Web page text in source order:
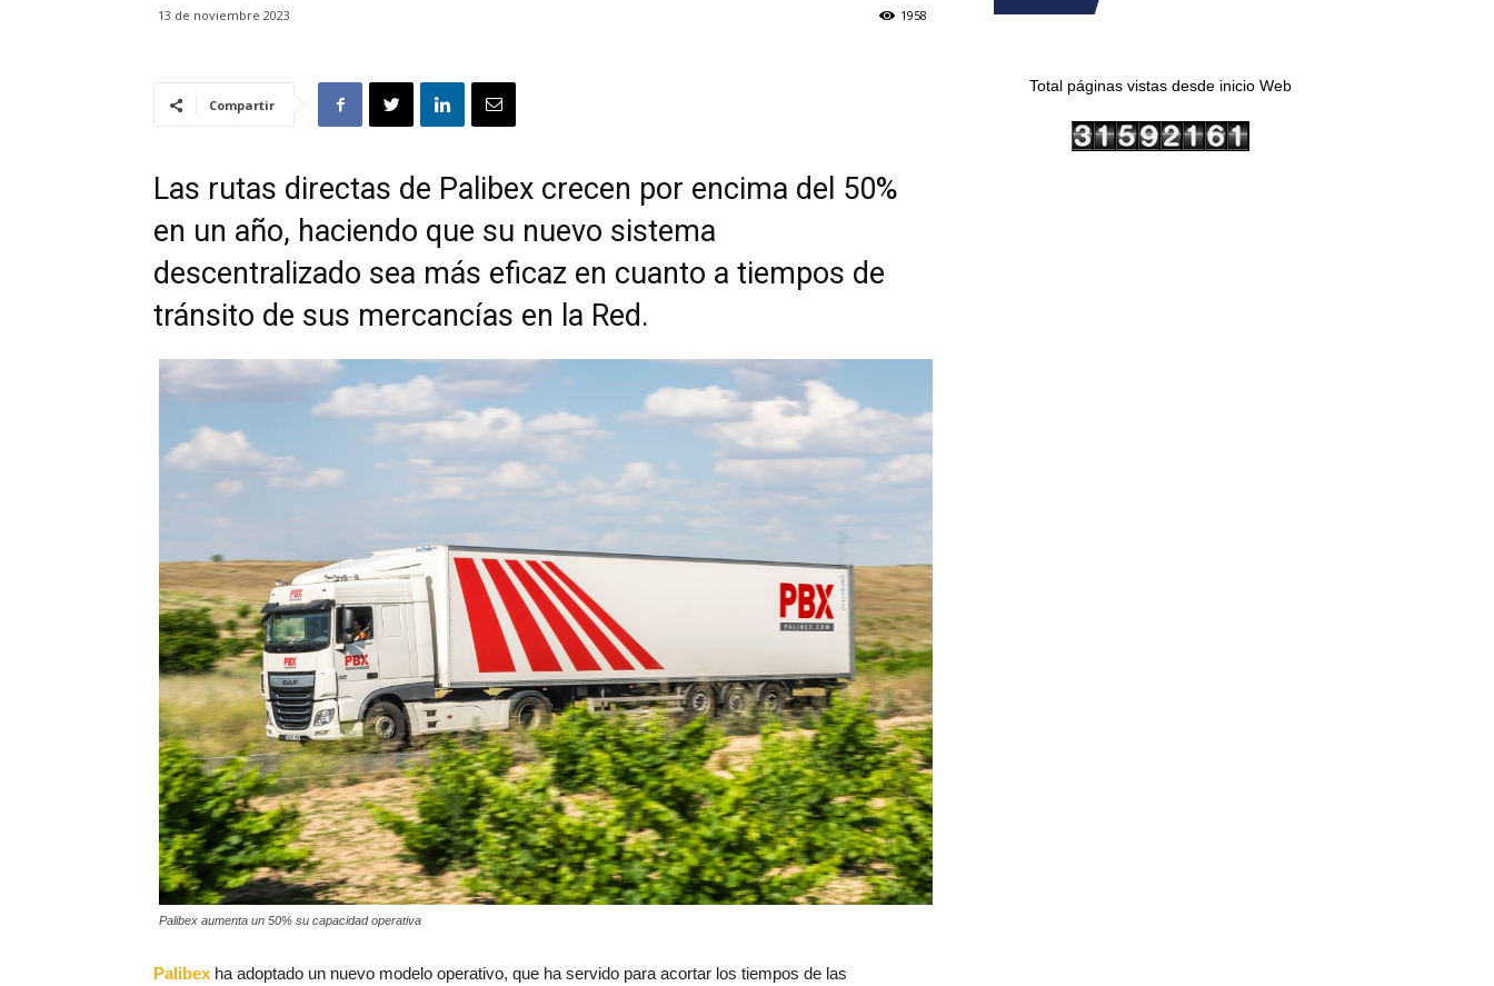
13 de noviembre 2023 1958
Compartir
Las rutas directas de Palibex crecen por encima del 50%
en un año, haciendo que su nuevo sistema
descentralizado sea más eficaz en cuanto a tiempos de
tránsito de sus mercancías en la Red.
Palibex aumenta un 50% su capacidad operativa
Palibex ha adoptado un nuevo modelo operativo, que ha servido para acortar los tiempos de las
Total páginas vistas desde inicio Web